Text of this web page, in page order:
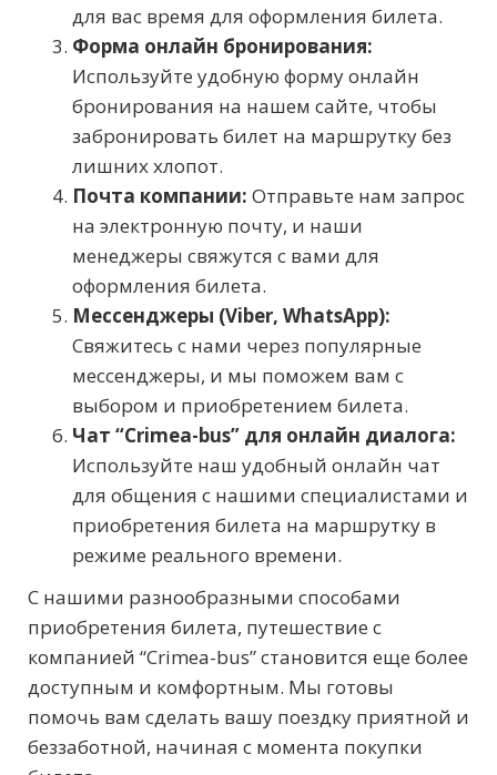
для вас время для оформления билета.
Форма онлайн бронирования:
Используйте удобную форму онлайн
бронирования на нашем сайте, чтобы
забронировать билет на маршрутку без
лишних хлопот.
Почта компании: Отправьте нам запрос
на электронную почту, и наши
менеджеры свяжутся с вами для
оформления билета.
Мессенджеры (Viber, WhatsApp):
Свяжитесь с нами через популярные
мессенджеры, и мы поможем вам с
выбором и приобретением билета.
Чат “Crimea-bus” для онлайн диалога:
Используйте наш удобный онлайн чат
для общения с нашими специалистами и
приобретения билета на маршрутку в
режиме реального времени.
С нашими разнообразными способами
приобретения билета, путешествие с
компанией “Crimea-bus” становится еще более
доступным и комфортным. Мы готовы
помочь вам сделать вашу поездку приятной и
беззаботной, начиная с момента покупки